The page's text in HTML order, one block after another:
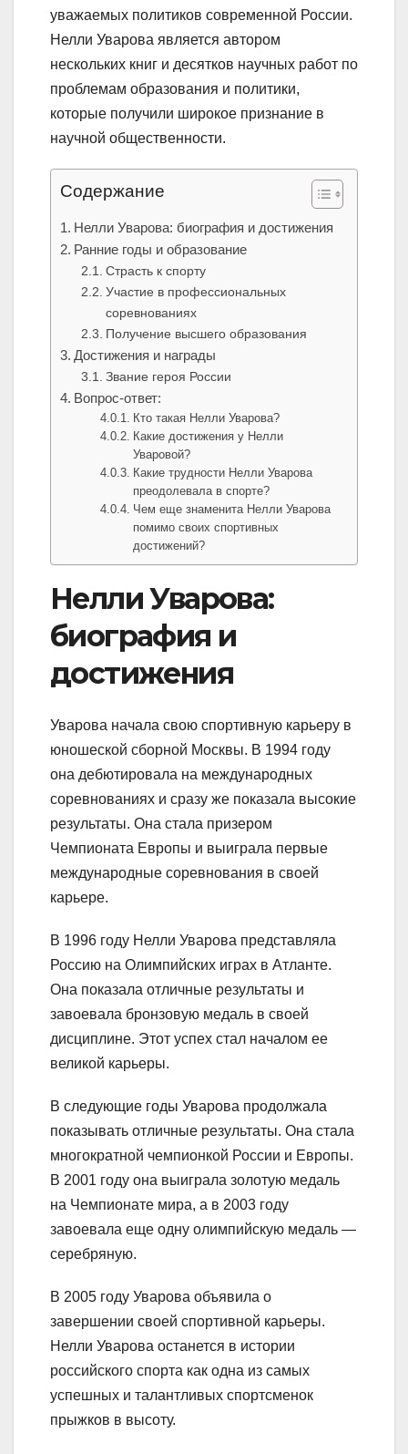
уважаемых политиков современной России.
Нелли Уварова является автором
нескольких книг и десятков научных работ по
проблемам образования и политики,
которые получили широкое признание в
научной общественности.
Содержание
Нелли Уварова: биография и достижения
Ранние годы и образование
Страсть к спорту
Участие в профессиональных
соревнованиях
Получение высшего образования
Достижения и награды
Звание героя России
Вопрос-ответ:
Кто такая Нелли Уварова?
Какие достижения у Нелли
Уваровой?
Какие трудности Нелли Уварова
преодолевала в спорте?
Чем еще знаменита Нелли Уварова
помимо своих спортивных
достижений?
Нелли Уварова:
биография и
достижения
Уварова начала свою спортивную карьеру в
юношеской сборной Москвы. В 1994 году
она дебютировала на международных
соревнованиях и сразу же показала высокие
результаты. Она стала призером
Чемпионата Европы и выиграла первые
международные соревнования в своей
карьере.
В 1996 году Нелли Уварова представляла
Россию на Олимпийских играх в Атланте.
Она показала отличные результаты и
завоевала бронзовую медаль в своей
дисциплине. Этот успех стал началом ее
великой карьеры.
В следующие годы Уварова продолжала
показывать отличные результаты. Она стала
многократной чемпионкой России и Европы.
В 2001 году она выиграла золотую медаль
на Чемпионате мира, а в 2003 году
завоевала еще одну олимпийскую медаль —
серебряную.
В 2005 году Уварова объявила о
завершении своей спортивной карьеры.
Нелли Уварова останется в истории
российского спорта как одна из самых
успешных и талантливых спортсменок
прыжков в высоту.